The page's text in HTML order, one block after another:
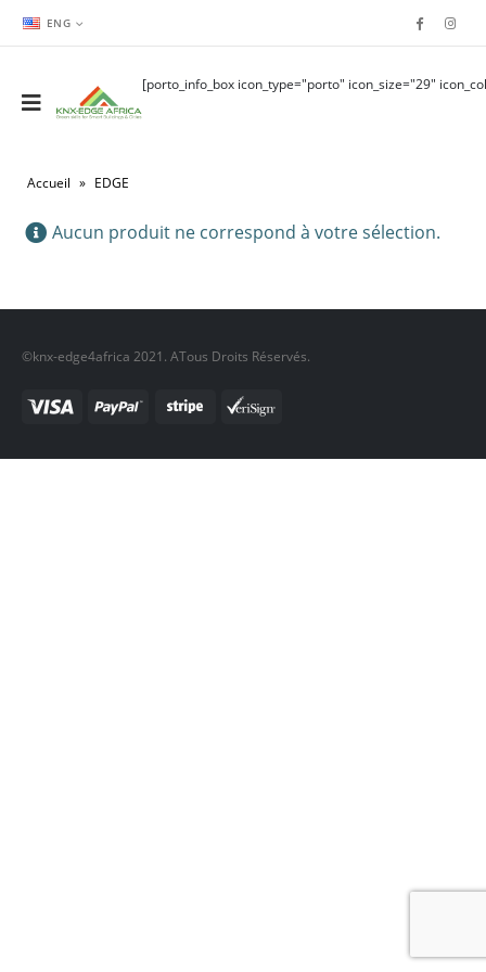
ENG
[porto_info_box icon_type="porto" icon_size="29"
Accueil » EDGE
Aucun produit ne correspond à votre sélection.
©knx-edge4africa 2021. ATous Droits Réservés.